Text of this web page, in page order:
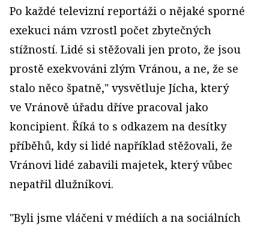
Po každé televizní reportáži o nějaké sporné
exekuci nám vzrostl počet zbytečných
stížností. Lidé si stěžovali jen proto, že jsou
prostě exekvováni zlým Vránou, a ne, že se
stalo něco špatně," vysvětluje Jícha, který
ve Vránově úřadu dříve pracoval jako
koncipient. Říká to s odkazem na desítky
příběhů, kdy si lidé například stěžovali, že
Vránovi lidé zabavili majetek, který vůbec
nepatřil dlužníkovi.
"Byli jsme vláčeni v médiích a na sociálních